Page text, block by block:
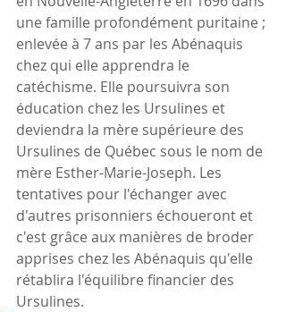
une famille profondément puritaine ;
enlevée à 7 ans par les Abénaquis
chez qui elle apprendra le
catéchisme. Elle poursuivra son
éducation chez les Ursulines et
deviendra la mère supérieure des
Ursulines de Québec sous le nom de
mère Esther-Marie-Joseph. Les
tentatives pour l'échanger avec
d'autres prisonniers échoueront et
c'est grâce aux manières de broder
apprises chez les Abénaquis qu'elle
rétablira l'équilibre financier des
Ursulines.